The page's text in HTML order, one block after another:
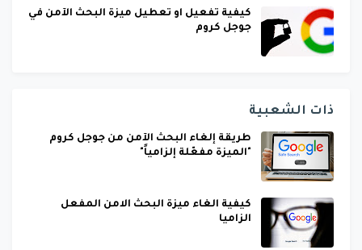
كيفية تفعيل او تعطيل ميزة البحث الآمن في
جوجل كروم
ذات الشعبية
طريقة إلغاء البحث الآمن من جوجل كروم
"الميزة مفعّلة إلزامياً"
كيفية الغاء ميزة البحث الامن المفعل
الزاميا